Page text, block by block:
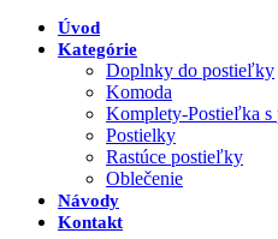
Úvod
Kategórie
Doplnky do postieľky
Komoda
Komplety-Postieľka s
Postielky
Rastúce postieľky
Oblečenie
Návody
Kontakt